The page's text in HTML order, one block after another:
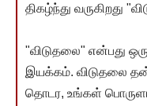
திகழ்ந்து வருகிறது
"விடுதலை" என்பது
இயக்கம். விடுதலை
தொடர, உங்கள்